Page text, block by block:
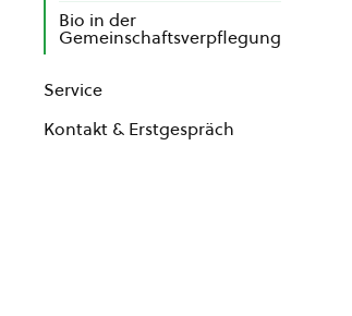
Bio in der
Gemeinschaftsverpflegung
Service
Kontakt & Erstgespräch